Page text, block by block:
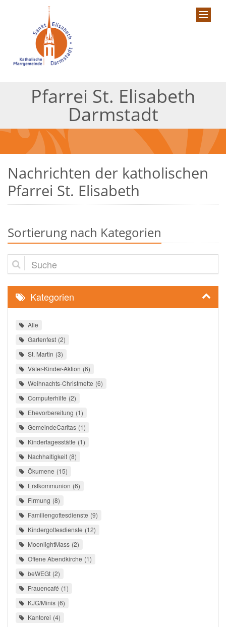
Pfarrei St. Elisabeth
Darmstadt
Nachrichten der katholischen
Pfarrei St. Elisabeth
Sortierung nach Kategorien
Suche
Kategorien
Alle
Gartenfest 2
St. Martin 3
Väter-Kinder-Aktion 6
Weihnachts-Christmette 6
Computerhilfe 2
Ehevorbereitung 1
GemeindeCaritas 1
Kindertagesstätte 1
Nachhaltigkeit 8
Ökumene 15
Erstkommunion 6
Firmung 8
Familiengottesdienste 9
Kindergottesdienste 12
MoonlightMass 2
Offene Abendkirche 1
beWEGt 2
Frauencafé 1
KJG/Minis 6
Kantorei 4